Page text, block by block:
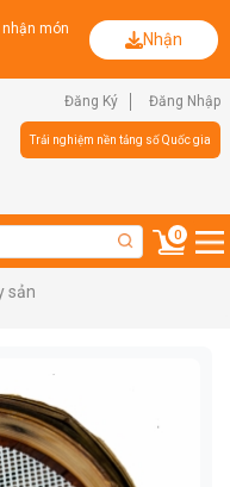
nhận món
Nhận
Đăng Ký Đăng Nhập
Trải nghiệm nền tảng số Quốc gia
0
sản